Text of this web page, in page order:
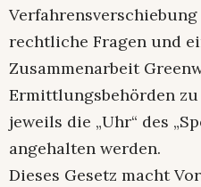
rechtliche Fragen und
Zusammenarbeit
Ermittlungsbehörden
jeweils die „Uhr“ des
angehalten werden.
Dieses Gesetz macht